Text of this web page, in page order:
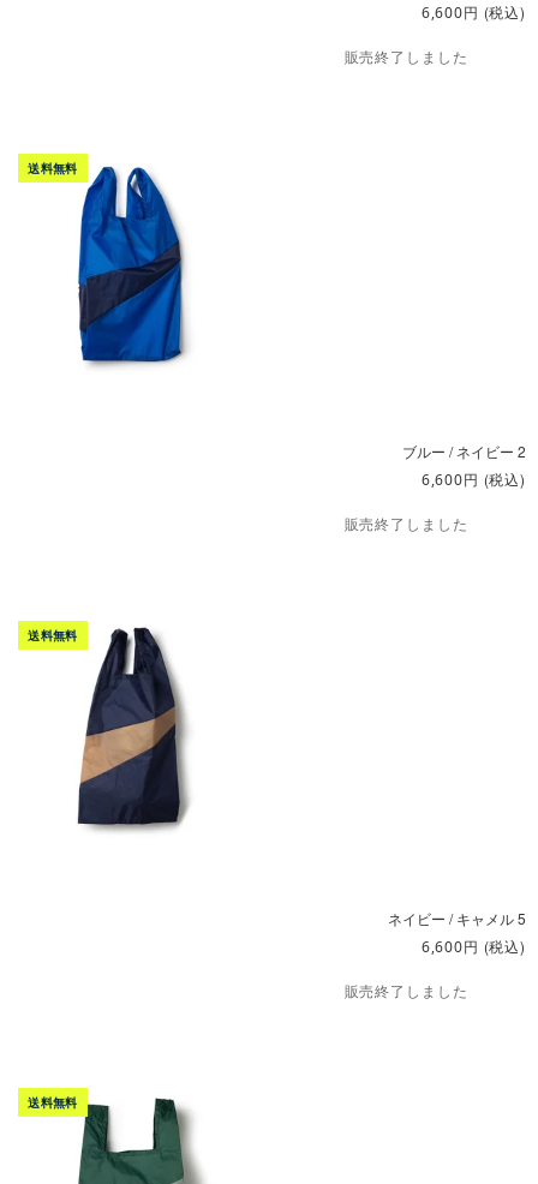
6,600円 (税込)
販売終了しました
ブルー / ネイビー 2
6,600円 (税込)
販売終了しました
ネイビー / キャメル 5
6,600円 (税込)
販売終了しました